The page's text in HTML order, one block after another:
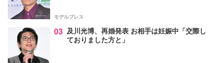
モデルプレス
03 及川光博、再婚発表 お相手は妊娠中「交際し
ておりました方と」